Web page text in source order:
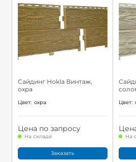
Сайдинг Hokla Винтаж,
охра
Цвет: охра
Цена по запросу
На складе
Заказать
Цвет:
На